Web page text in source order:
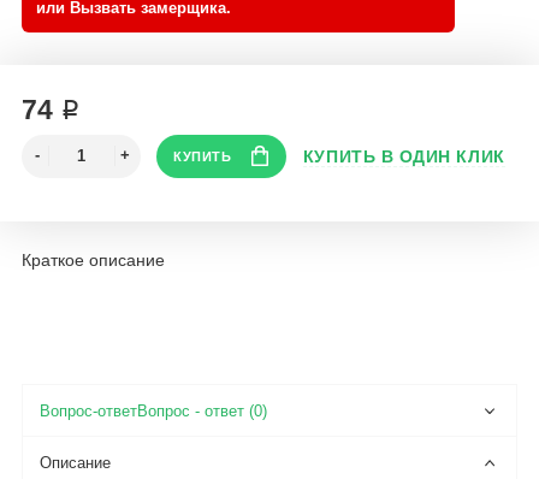
74 ₽
Краткое описание
Вопрос - ответ (0)
Описание